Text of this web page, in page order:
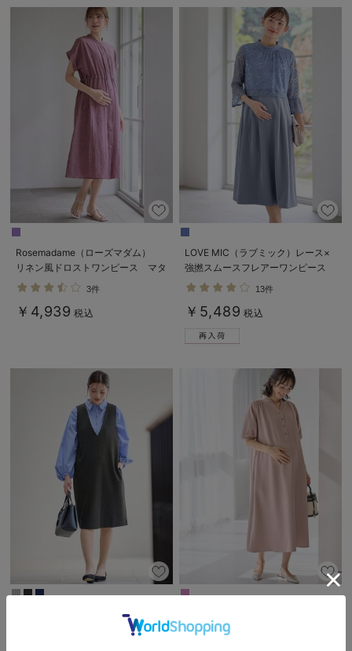
Rosemadame（ローズマダム）
リネン風ドロストワンピース マタ
ニティ・産後授乳服【出産後も長く
3件
￥4,939 税込
LOVE MIC（ラブミック）レース×
強撚スムースフレアーワンピース
マタニティ・授乳服【出産後も長く
13件
￥5,489 税込
【授乳しやすい】ポンチミドルジャ
ンパースカート【出産後も長く使え
ニティ・授乳服 【出産後も長く使